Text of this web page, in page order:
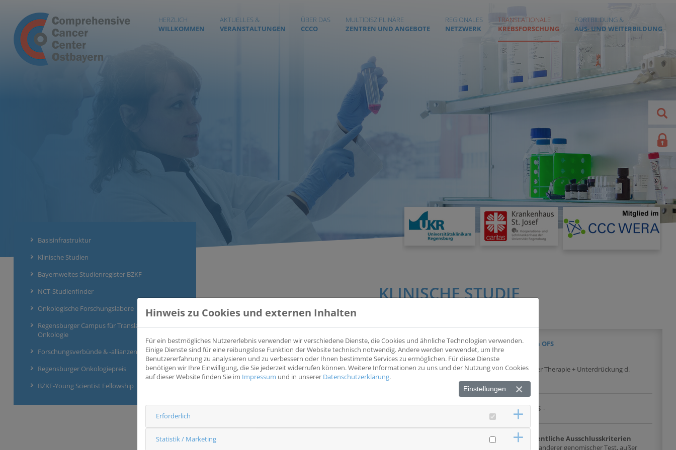
HERZLICH
WILLKOMMEN
AKTUELLES &
VERANSTALTUNGEN
ÜBER DAS
CCCO
MULTIDISZIPLINÄRE
ZENTREN UND ANGEBOTE
REGIONALES
NETZWERK
TRANSLATIONALE
KREBSFORSCHUNG
FORTBILDUNG &
AUS- UND WEITERBILDUNG
Basisinfrastruktur
Klinische Studien
Bayernweites Studienregister BZKF
NCT-Studienfinder
Onkologische Forschungslabore
Regensburger Campus für Translationale
Onkologie
Forschungsverbünde & -allianzen
Regensburger Onkologiepreis
BZKF-Young Scientist Fellowship
KLINISCHE STUDIE
PROOFS-Registry - Premenopausal women with breast cancer optimally treated with OFS
(PROOFS)
Langzeitnachsorge bei Brustkrebs mit mittlerem/hohem Rezidivrisiko, welcher mit endokriner Therapie + Unterdrückung d.
Ovarialfunktion od. Chemotherapie behandelt wird.
EUDRACT - NCT NCT05792150 DRKS -
Wesentliche Einschlusskriterien
Wesentliche Ausschlusskriterien
* Ein anderer genomischer Test, außer
Hinweis zu Cookies und externen Inhalten
Für ein bestmögliches Nutzererlebnis verwenden wir verschiedene Dienste, die Cookies und ähnliche Technologien verwenden.
Einige Dienste sind für eine reibungslose Funktion der Website technisch notwendig. Andere werden verwendet, um Ihre
Benutzererfahrung zu analysieren und zu verbessern oder Ihnen bestimmte Services zu ermöglichen. Für diese Dienste
benötigen wir Ihre Einwilligung, die Sie jederzeit widerrufen können. Weitere Informationen zu uns und der Nutzung von Cookies
auf dieser Website finden Sie im Impressum und in unserer Datenschutzerklärung.
Einstellungen
Erforderlich
Statistik / Marketing